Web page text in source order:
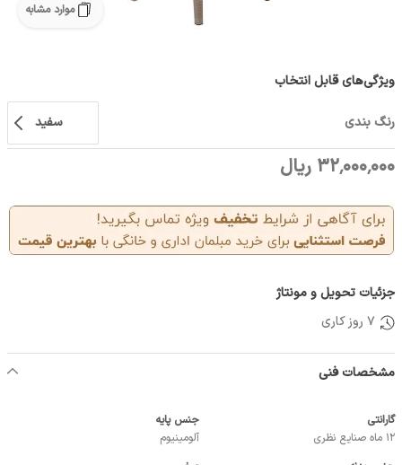
موارد مشابه
ویژگی‌های قابل انتخاب
رنگ بندی سفید
32٬000٬000 ریال
جزئیات تحویل و مونتاژ
7 روز کاری
مشخصات فنی
گارانتی
12 ماه صنایع نظری
جنس پایه
آلومینیوم